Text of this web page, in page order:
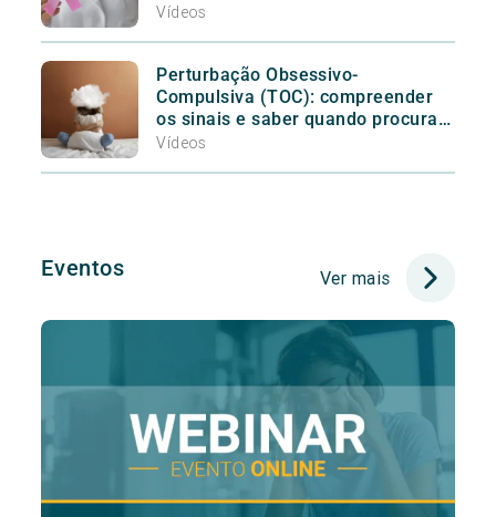
Vídeos
Perturbação Obsessivo-
Compulsiva (TOC): compreender
os sinais e saber quando procurar
ajuda
Vídeos
Eventos Ver mais